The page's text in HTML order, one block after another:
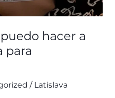
hacer a
para
/ Latislava